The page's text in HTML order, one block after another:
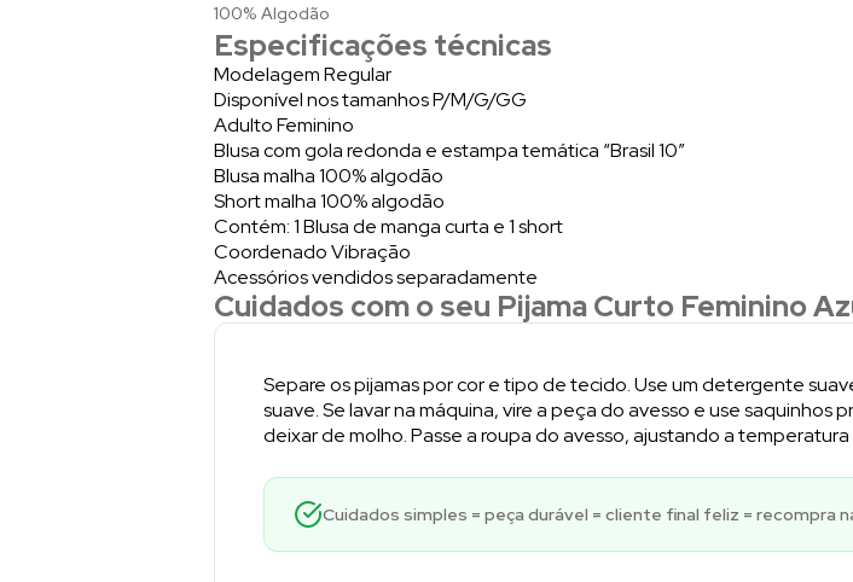
100% Algodão
Especificações técnicas
Modelagem Regular
Disponível nos tamanhos P/M/G/GG
Adulto Feminino
Blusa com gola redonda e estampa temática “Brasil 10”
Blusa malha 100% algodão
Short malha 100% algodão
Contém: 1 Blusa de manga curta e 1 short
Coordenado Vibração
Acessórios vendidos separadamente
Cuidados com o seu Pijama Curto Feminino
Separe os pijamas por cor e tipo de tecido. Use um detergente
suave. Se lavar na máquina, vire a peça do avesso e use saquinhos
deixar de molho. Passe a roupa do avesso, ajustando a
Cuidados simples = peça durável = cliente final feliz = recompra